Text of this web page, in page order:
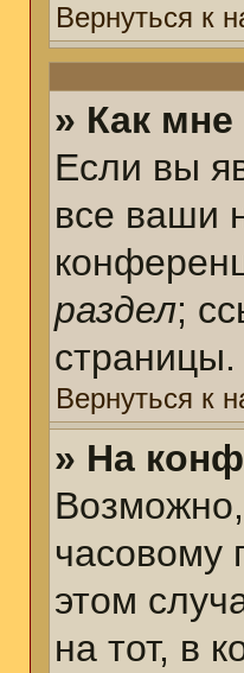
Вернуться к
» Как
Если вы
все ваши
раздел;
Вернуться к
» На
часовому
этом
на тот, в